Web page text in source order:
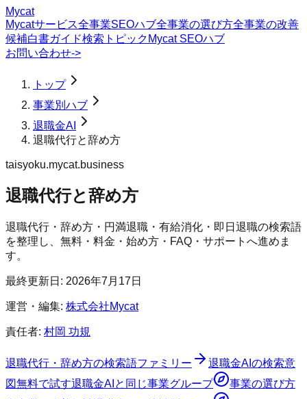
Mycat
Mycatサービス全事業SEOハブ全事業の選び方全事業の改善
候補白書ガイド検索トピック Mycat SEOハブ
お問い合わせ->
トップ
事業別ハブ
退職金AI
退職代行と辞め方
taisyoku.mycat.business
退職代行と辞め方
退職代行・辞め方・円満退職・有給消化・即日退職の検索語
を整理し、無料・料金・始め方・FAQ・サポートへ進めま
す。
最終更新日: 2026年7月17日
運営・編集: 株式会社Mycat
責任者: 村岡 功規
退職代行・辞め方の検索語ファミリー 退職金AI の検索意
図無料で試す退職金AI と同じ事業グループ
事業の選び方